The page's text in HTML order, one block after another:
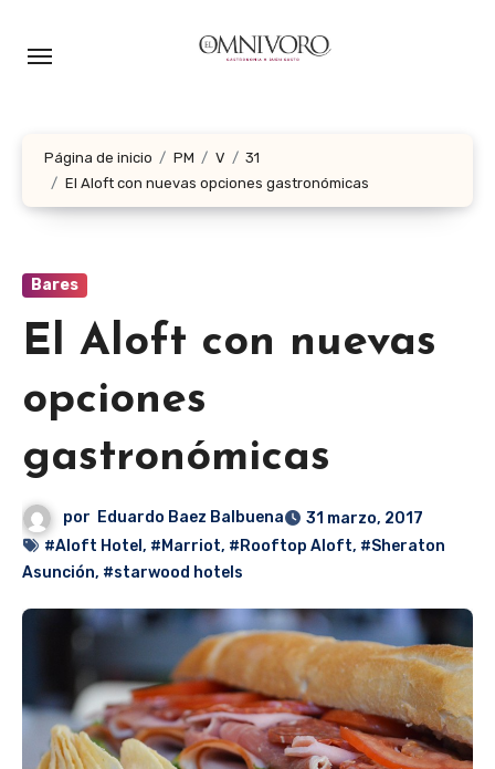
Página de inicio PM V
31
El Aloft con nuevas opciones gastronómicas
Bares
El Aloft con nuevas
opciones
gastronómicas
por Eduardo Baez Balbuena
31 marzo, 2017
#Aloft Hotel , #Marriot, #Rooftop Aloft, #Sheraton
Asunción, #starwood hotels